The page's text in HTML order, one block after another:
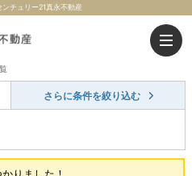
チュリー21真永不動産
さらに条件を絞り込む